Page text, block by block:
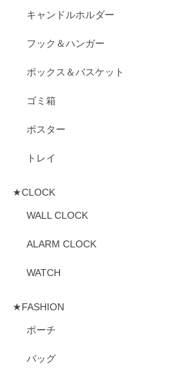
キャンドルホルダー
フック＆ハンガー
ボックス＆バスケット
ゴミ箱
ポスター
トレイ
★CLOCK
WALL CLOCK
ALARM CLOCK
WATCH
★FASHION
ポーチ
バッグ